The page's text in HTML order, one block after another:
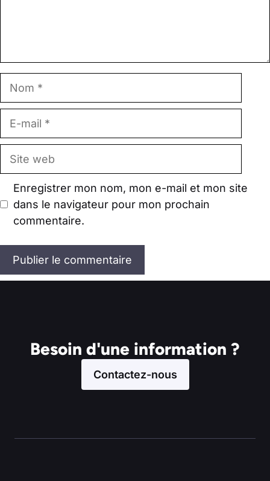
Nom
E-
Site
Enregistrer mon nom, mon e-mail et mon site
dans le navigateur pour mon prochain
commentaire.
Besoin d'une information ?
Contactez-nous